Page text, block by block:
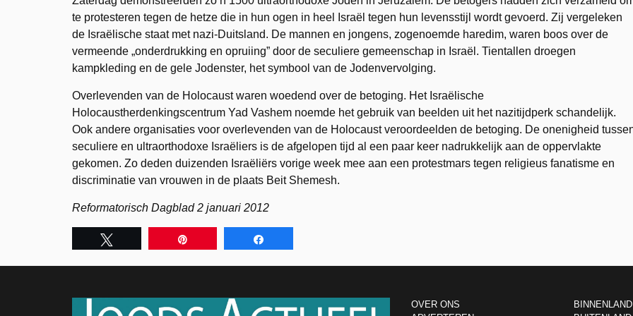
te protesteren tegen de hetze die in hun ogen in heel Israël tegen hun levensstijl wordt gevoerd. Zij vergeleken
de Israëlische staat met nazi-Duitsland. De mannen en jongens, zogenoemde haredim, waren boos over de
vermeende „onderdrukking en opruiing” door de seculiere gemeenschap in Israël. Tientallen droegen
kampkleding en de gele Jodenster, het symbool van de Jodenvervolging.
Overlevenden van de Holocaust waren woedend over de betoging. Het Israëlische
Holocaustherdenkingscentrum Yad Vashem noemde het gebruik van beelden uit het nazitijdperk schandelijk.
Ook andere organisaties voor overlevenden van de Holocaust veroordeelden de betoging. De onenigheid
seculiere en ultraorthodoxe Israëliers is de afgelopen tijd al een paar keer nadrukkelijk aan de oppervlakte
gekomen. Zo deden duizenden Israëliërs vorige week mee aan een protestmars tegen religieus fanatisme en
discriminatie van vrouwen in de plaats Beit Shemesh.
Reformatorisch Dagblad 2 januari 2012
OVER ONS
BINNENLAND